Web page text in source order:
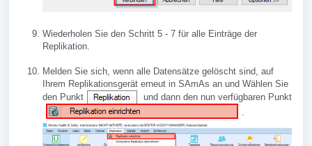
Wiederholen Sie den Schritt 5 - 7 für alle Einträge der
Replikation.
Melden Sie sich, wenn alle Datensätze gelöscht sind, auf
Ihrem Replikationsgerät erneut in SAmAs an und Wählen Sie
den Punkt
und dann den nun verfügbaren Punkt